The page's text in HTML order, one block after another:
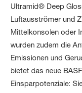
Ultramid® Deep
Luftausströmer und
Mittelkonsolen oder
wurden zudem die
Emissionen und
bietet das neue
Einsparpotenziale: